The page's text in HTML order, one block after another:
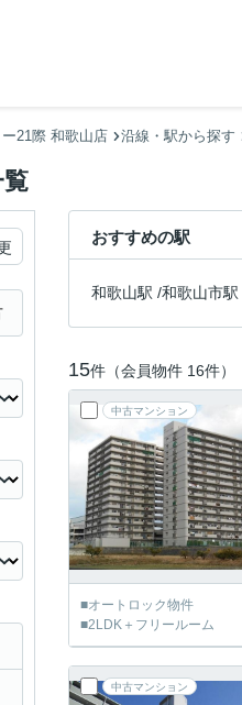
21際 和歌山店 沿線・駅から探す
おすすめの駅
和歌山駅 /和歌山市駅
15件（会員物件 16件）
中古マンション
■オートロック物件
■2LDK＋フリールーム
中古マンション